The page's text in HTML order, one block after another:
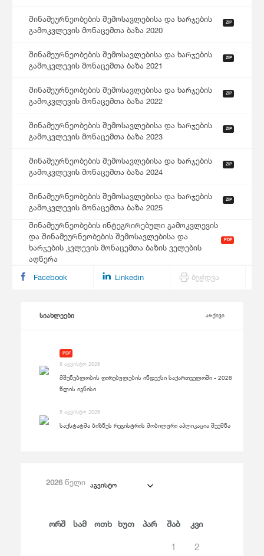
შინამეურნეობების შემოსავლებისა და ხარჯების
გამოკვლევის მონაცემთა ბაზა 2020
ZIP
შინამეურნეობების შემოსავლებისა და ხარჯების
გამოკვლევის მონაცემთა ბაზა 2021
ZIP
შინამეურნეობების შემოსავლებისა და ხარჯების
გამოკვლევის მონაცემთა ბაზა 2022
ZIP
შინამეურნეობების შემოსავლებისა და ხარჯების
გამოკვლევის მონაცემთა ბაზა 2023
ZIP
შინამეურნეობების შემოსავლებისა და ხარჯების
გამოკვლევის მონაცემთა ბაზა 2024
ZIP
შინამეურნეობების შემოსავლებისა და ხარჯების
გამოკვლევის მონაცემთა ბაზა 2025
ZIP
შინამეურნეობების ინტეგრირებული გამოკვლევის
და შინამეურნეობების შემოსავლებისა და
ხარჯების კვლევის მონაცემთა ბაზის ველების
აღწერა
PDF
Facebook Linkedin ბეჭდვა
სიახლეები არქივი
PDF
6 აგვისტო 2026
მშენებლობის ღირებულების ინდექსი საქართველოში - 2026
წლის ივნისი
5 აგვისტო 2026
საქსტატმა ბიზნეს რეგისტრის მობილური აპლიკაცია შექმნა
2026წელი აგვისტო
Ორშ Სამ Ოთხ Ხუთ Პარ Შაბ Კვი
1 2